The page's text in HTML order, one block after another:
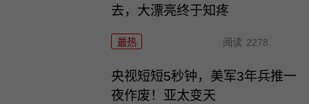
去，大漂亮终于知疼
最热 阅读 2278
央视短短5秒钟，美军3年兵推一
夜作废！亚太变天